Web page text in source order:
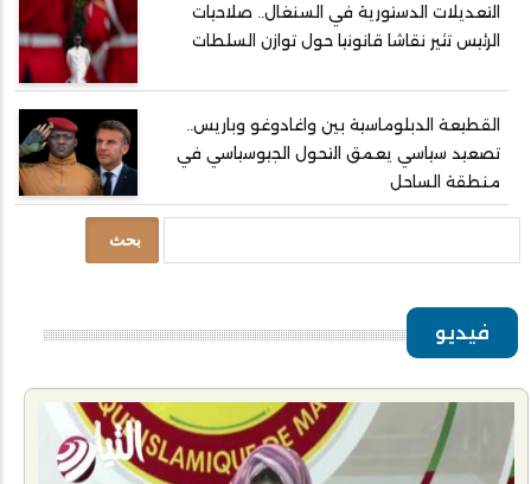
التعديلات الدستورية في السنغال.. صلاحيات
الرئيس تثير نقاشا قانونيا حول توازن السلطات
القطيعة الدبلوماسية بين واغادوغو وباريس..
تصعيد سياسي يعمق التحول الجيوسياسي في
منطقة الساحل
فيديو